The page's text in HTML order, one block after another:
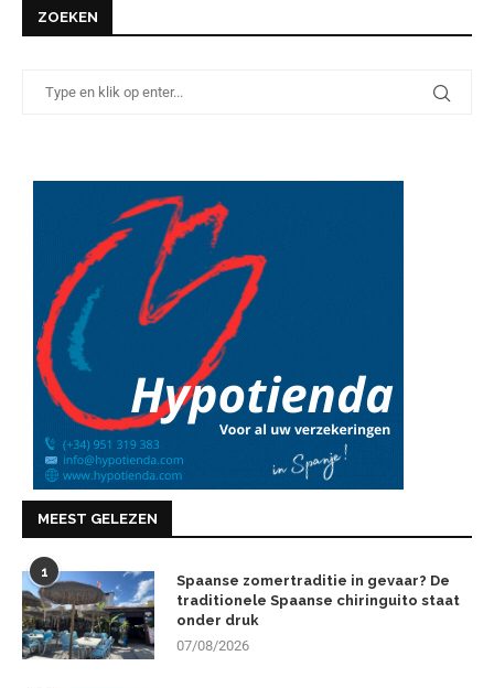
ZOEKEN
MEEST GELEZEN
1
Spaanse zomertraditie in gevaar? De
traditionele Spaanse chiringuito staat
onder druk
07/08/2026